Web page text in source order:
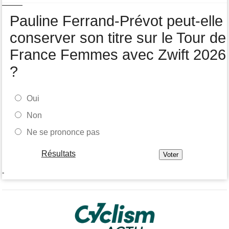
Pauline Ferrand-Prévot peut-elle
conserver son titre sur le Tour de
France Femmes avec Zwift 2026
?
Oui
Non
Ne se prononce pas
Résultats
-